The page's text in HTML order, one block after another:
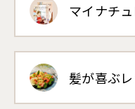
マイナチ
髪が喜ぶ